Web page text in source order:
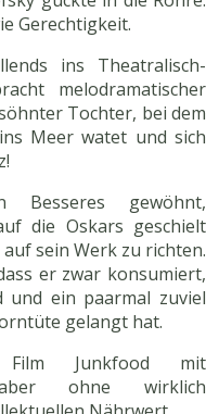
Gerechtigkeit.
ins Theatralisch-
melodramatischer
Tochter, bei dem
Meer watet und sich
gewöhnt,
die Oskars geschielt
sein Werk zu richten.
er zwar konsumiert,
ein paarmal zuviel
gelangt hat.
Junkfood mit
aber ohne wirklich